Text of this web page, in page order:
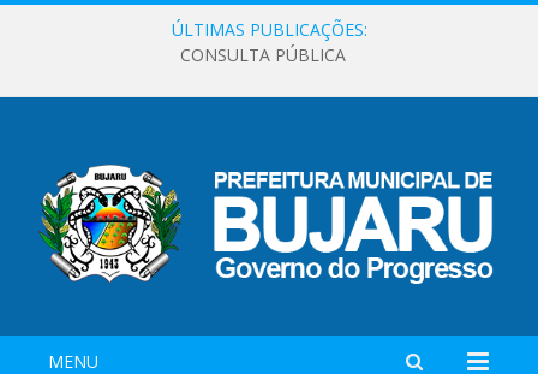
ÚLTIMAS PUBLICAÇÕES:
CONSULTA PÚBLICA
MENU